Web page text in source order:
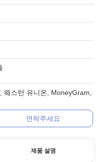
웨스턴 유니온, MoneyGram,
연락주세요
제품 설명